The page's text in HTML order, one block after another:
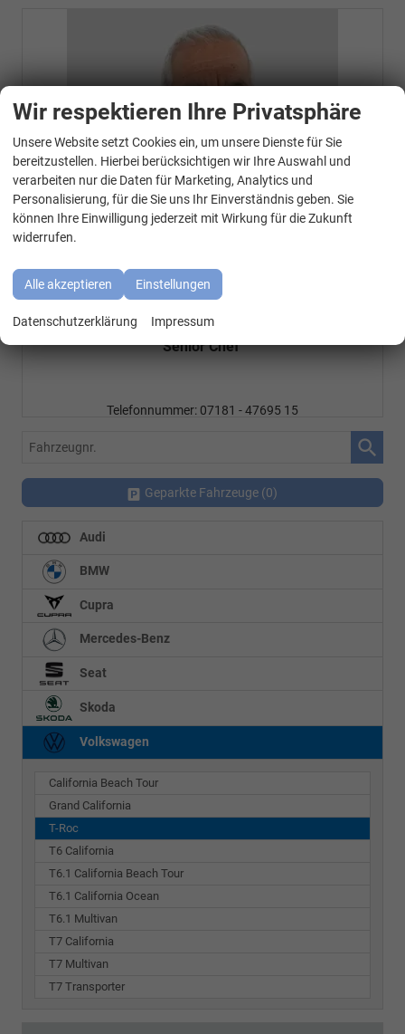
Özen Özkara
Senior Chef
Telefonnummer: 07181 - 47695 15
Fahrzeugnr.
Geparkte Fahrzeuge (0)
Audi
BMW
Cupra
Mercedes-Benz
Seat
Skoda
Volkswagen
California Beach Tour
Grand California
T-Roc
T6 California
T6.1 California Beach Tour
T6.1 California Ocean
T6.1 Multivan
T7 California
T7 Multivan
T7 Transporter
Wir respektieren Ihre Privatsphäre
Unsere Website setzt Cookies ein, um unsere Dienste für Sie
bereitzustellen. Hierbei berücksichtigen wir Ihre Auswahl und
verarbeiten nur die Daten für Marketing, Analytics und
Personalisierung, für die Sie uns Ihr Einverständnis geben. Sie
können Ihre Einwilligung jederzeit mit Wirkung für die Zukunft
widerrufen.
Alle akzeptieren Einstellungen
Datenschutzerklärung Impressum